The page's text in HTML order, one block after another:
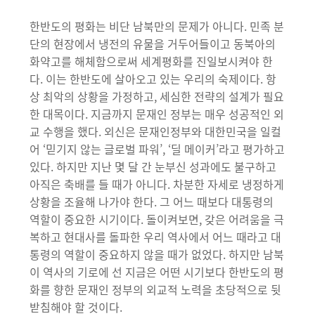
한반도의 평화는 비단 남북만의 문제가 아니다. 민족 분
단의 현장에서 냉전의 유물을 거두어들이고 동북아의
화약고를 해체함으로써 세계평화를 진일보시켜야 한
다. 이는 한반도에 살아오고 있는 우리의 숙제이다. 항
상 최악의 상황을 가정하고, 세심한 전략의 설계가 필요
한 대목이다. 지금까지 문재인 정부는 매우 성공적인 외
교 수행을 했다. 외신은 문재인정부와 대한민국을 일컬
어 ‘믿기지 않는 글로벌 파워’, ‘딜 메이커’라고 평가하고
있다. 하지만 지난 몇 달 간 눈부신 성과에도 불구하고
아직은 축배를 들 때가 아니다. 차분한 자세로 냉정하게
상황을 조율해 나가야 한다. 그 어느 때보다 대통령의
역할이 중요한 시기이다. 돌이켜보면, 갖은 어려움을 극
복하고 현대사를 돌파한 우리 역사에서 어느 때라고 대
통령의 역할이 중요하지 않을 때가 없었다. 하지만 남북
이 역사의 기로에 선 지금은 어떤 시기보다 한반도의 평
화를 향한 문재인 정부의 외교적 노력을 초당적으로 뒷
받침해야 할 것이다.